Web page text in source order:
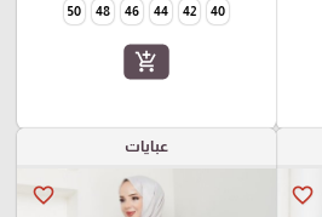
40
42
44
46
48
50
add_shopping_cart
favorite_border
عبايات
favorite_border